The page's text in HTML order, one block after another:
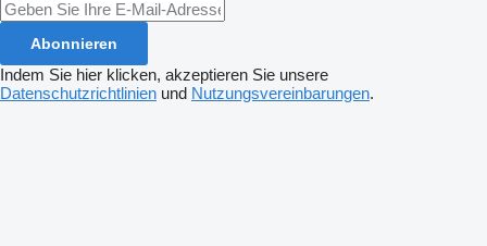
Abonnieren
Indem Sie hier klicken, akzeptieren Sie unsere
Datenschutzrichtlinien und Nutzungsvereinbarungen.